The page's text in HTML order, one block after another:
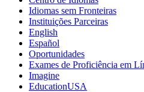
Idiomas sem Fronteiras
Instituições Parceiras
English
Español
Oportunidades
Exames de Proficiência em
Imagine
EducationUSA